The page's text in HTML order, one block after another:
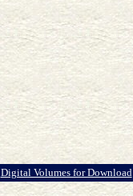
Digital Volumes for Download